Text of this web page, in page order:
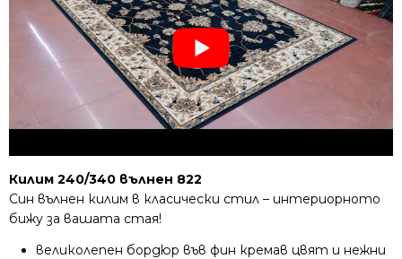
Килим 240/340 вълнен 822
Син вълнен килим в класически стил – интериорното
бижу за вашата стая!
великолепен бордюр във фин кремав цвят и нежни